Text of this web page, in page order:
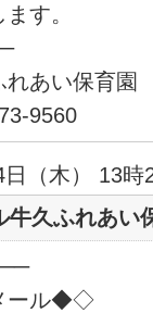
す。
あい保育園
9560
（木） 13時
牛久ふれあい
ール◆◇